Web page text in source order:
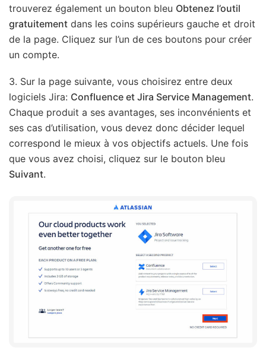
trouverez également un bouton bleu Obtenez l’outil
gratuitement dans les coins supérieurs gauche et droit
de la page. Cliquez sur l’un de ces boutons pour créer
un compte.
3. Sur la page suivante, vous choisirez entre deux
logiciels Jira: Confluence et Jira Service Management.
Chaque produit a ses avantages, ses inconvénients et
ses cas d’utilisation, vous devez donc décider lequel
correspond le mieux à vos objectifs actuels. Une fois
que vous avez choisi, cliquez sur le bouton bleu
Suivant.